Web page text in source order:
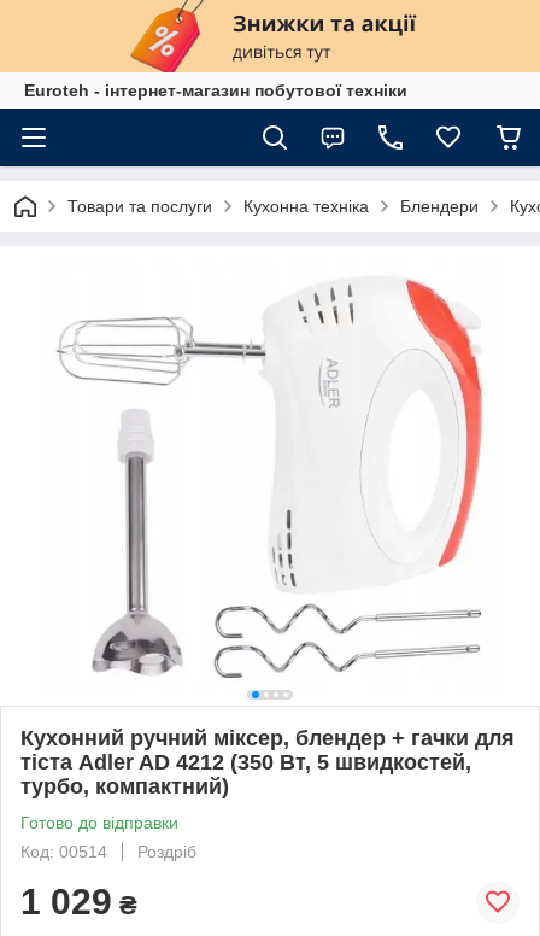
Euroteh - інтернет-магазин побутової техніки
Товари та послуги Кухонна техніка Блендери
Кухонний ручний міксер, блендер + гачки для
тіста Adler AD 4212 (350 Вт, 5 швидкостей,
турбо, компактний)
Готово до відправки
Код: 00514
Роздріб
1 029 ₴